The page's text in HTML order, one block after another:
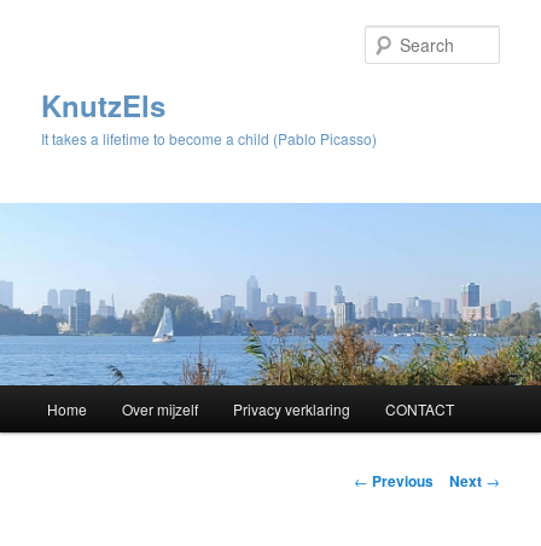
KnutzEls
It takes a lifetime to become a child (Pablo Picasso)
Skip
Home Over mijzelf Privacy verklaring CONTACT
Post
← Previous Next →